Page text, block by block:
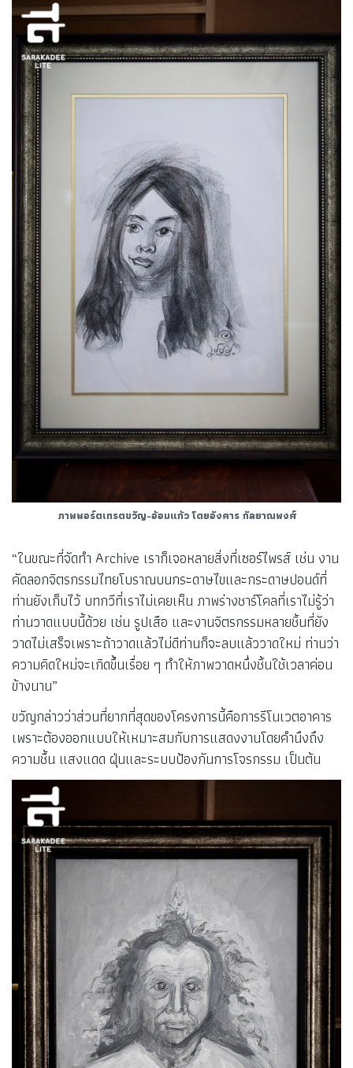
ภาพพอร์ตเทรตขวัญ-อ้อมแก้ว โดยอังคาร กัลยาณพงศ์
“ในขณะที่จัดทำ Archive เราก็เจอหลายสิ่งที่เซอร์ไพรส์ เช่น งาน
คัดลอกจิตรกรรมไทยโบราณบนกระดาษไขและกระดาษปอนด์ที่
ท่านยังเก็บไว้ บทกวีที่เราไม่เคยเห็น ภาพร่างชาร์โคลที่เราไม่รู้ว่า
ท่านวาดแบบนี้ด้วย เช่น รูปเสือ และงานจิตรกรรมหลายชิ้นที่ยัง
วาดไม่เสร็จเพราะถ้าวาดแล้วไม่ดีท่านก็จะลบแล้ววาดใหม่ ท่านว่า
ความคิดใหม่จะเกิดขึ้นเรื่อย ๆ ทำให้ภาพวาดหนึ่งชิ้นใช้เวลาค่อน
ข้างนาน”
ขวัญกล่าวว่าส่วนที่ยากที่สุดของโครงการนี้คือการรีโนเวตอาคาร
เพราะต้องออกแบบให้เหมาะสมกับการแสดงงานโดยคำนึงถึง
ความชื้น แสงแดด ฝุ่นและระบบป้องกันการโจรกรรม เป็นต้น